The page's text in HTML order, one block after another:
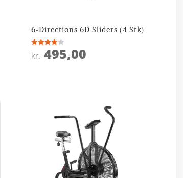
6-Directions 6D Sliders (4 Stk)
Vurderet
4
kr. 495,00